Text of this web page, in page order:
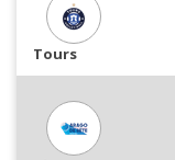
Tours